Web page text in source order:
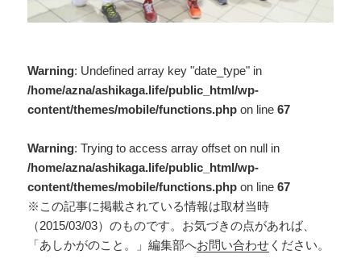
Warning: Undefined array key "date_type" in
/home/azna/ashikaga.life/public_html/wp-
content/themes/mobile/functions.php on line67
Warning: Trying to access array offset on null in
/home/azna/ashikaga.life/public_html/wp-
content/themes/mobile/functions.php on line67
※この記事に掲載されている情報は取材当時
（2015/03/03）のものです。お気づきの点があれば、
「あしかがのこと。」編集部へお問い合わせ ください。